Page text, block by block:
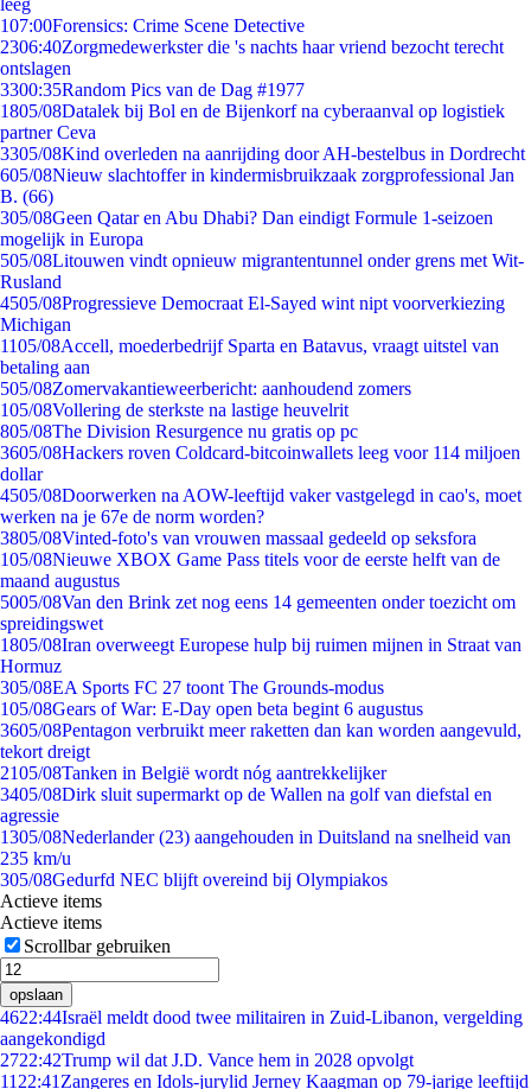
leeg
107:00Forensics: Crime Scene Detective
2306:40Zorgmedewerkster die 's nachts haar vriend bezocht terecht
ontslagen
3300:35Random Pics van de Dag #1977
1805/08Datalek bij Bol en de Bijenkorf na cyberaanval op logistiek
partner Ceva
3305/08Kind overleden na aanrijding door AH-bestelbus in Dordrecht
605/08Nieuw slachtoffer in kindermisbruikzaak zorgprofessional Jan
B. (66)
305/08Geen Qatar en Abu Dhabi? Dan eindigt Formule 1-seizoen
mogelijk in Europa
505/08Litouwen vindt opnieuw migrantentunnel onder grens met Wit-
Rusland
4505/08Progressieve Democraat El-Sayed wint nipt voorverkiezing
Michigan
1105/08Accell, moederbedrijf Sparta en Batavus, vraagt uitstel van
betaling aan
505/08Zomervakantieweerbericht: aanhoudend zomers
105/08Vollering de sterkste na lastige heuvelrit
805/08The Division Resurgence nu gratis op pc
3605/08Hackers roven Coldcard-bitcoinwallets leeg voor 114 miljoen
dollar
4505/08Doorwerken na AOW-leeftijd vaker vastgelegd in cao's, moet
werken na je 67e de norm worden?
3805/08Vinted-foto's van vrouwen massaal gedeeld op seksfora
105/08Nieuwe XBOX Game Pass titels voor de eerste helft van de
maand augustus
5005/08Van den Brink zet nog eens 14 gemeenten onder toezicht om
spreidingswet
1805/08Iran overweegt Europese hulp bij ruimen mijnen in Straat van
Hormuz
305/08EA Sports FC 27 toont The Grounds-modus
105/08Gears of War: E-Day open beta begint 6 augustus
3605/08Pentagon verbruikt meer raketten dan kan worden aangevuld,
tekort dreigt
2105/08Tanken in België wordt nóg aantrekkelijker
3405/08Dirk sluit supermarkt op de Wallen na golf van diefstal en
agressie
1305/08Nederlander (23) aangehouden in Duitsland na snelheid van
235 km/u
305/08Gedurfd NEC blijft overeind bij Olympiakos
Actieve items
Actieve items
Scrollbar gebruiken
opslaan
4622:44Israël meldt dood twee militairen in Zuid-Libanon, vergelding
aangekondigd
2722:42Trump wil dat J.D. Vance hem in 2028 opvolgt
11 22:41 Zangeres en Idols-jurylid Jerney Kaagman op 79-jarige leeftijd